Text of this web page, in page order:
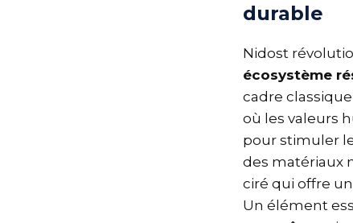
durable
Nidost
écosystème
cadre
où les valeurs
pour stimuler
des matériaux
ciré qui offre
Un élément